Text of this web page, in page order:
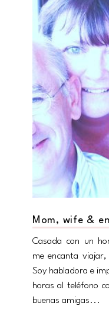
Mom, wife &
Casada con un
me encanta
Soy habladora e
horas al teléfono
buenas amigas...